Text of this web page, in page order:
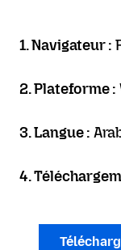
1. Navigateur :
2. Plateforme :
3. Langue :
4.